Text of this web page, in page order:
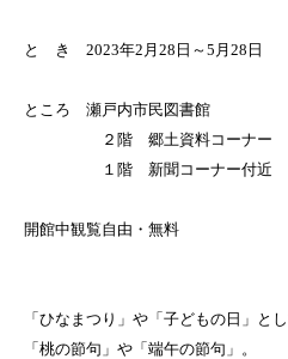
と き 2023年2月28日～5月28日
ところ 瀬戸内市民図書館
２階 郷土資料コーナー
１階 新聞コーナー付近
開館中観覧自由・無料
「ひなまつり」や「子どもの日」と
「桃の節句」や「端午の節句」。